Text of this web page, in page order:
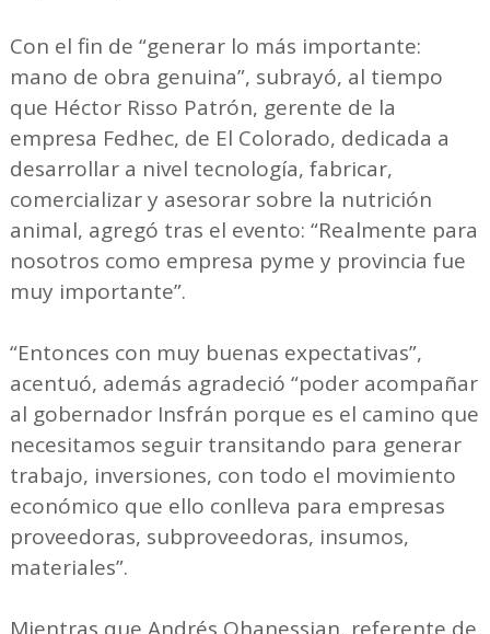
Con el fin de “generar lo más importante:
mano de obra genuina”, subrayó, al tiempo
que Héctor Risso Patrón, gerente de la
empresa Fedhec, de El Colorado, dedicada a
desarrollar a nivel tecnología, fabricar,
comercializar y asesorar sobre la nutrición
animal, agregó tras el evento: “Realmente para
nosotros como empresa pyme y provincia fue
muy importante”.
“Entonces con muy buenas expectativas”,
acentuó, además agradeció “poder acompañar
al gobernador Insfrán porque es el camino que
necesitamos seguir transitando para generar
trabajo, inversiones, con todo el movimiento
económico que ello conlleva para empresas
proveedoras, subproveedoras, insumos,
materiales”.
Mientras que Andrés Ohanessian, referente de